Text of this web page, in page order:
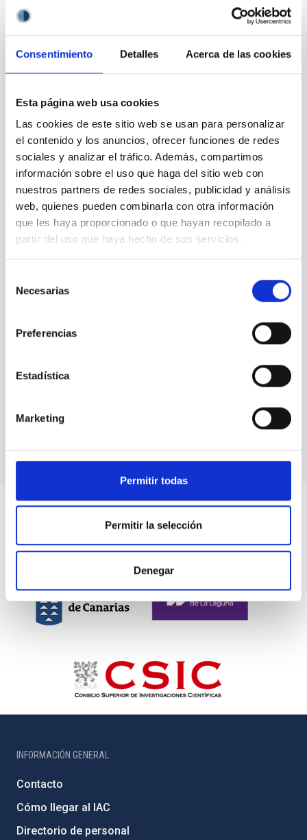
Consentimiento Detalles Acerca de las cookies
Esta página web usa cookies
Las cookies de este sitio web se usan para personalizar
el contenido y los anuncios, ofrecer funciones de redes
sociales y analizar el tráfico. Además, compartimos
información sobre el uso que haga del sitio web con
nuestros partners de redes sociales, publicidad y análisis
web, quienes pueden combinarla con otra información
que les haya proporcionado o que hayan recopilado a
partir del uso que haya hecho de sus servicios.
Necesarias
Preferencias
Estadística
Marketing
Permitir todas
Permitir la selección
Denegar
“HABLA CON ELLAS: mujeres en Astronomía”
Oportunidades de Empleo
INFORMACIÓN GENERAL
Contacto
Cómo llegar al IAC
Directorio de personal